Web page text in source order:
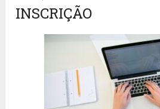
INSCRIÇÃO